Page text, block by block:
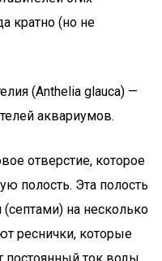
кратно (но не
(Anthelia glauca) —
аквариумов.
отверстие, которое
полость. Эта полость
на несколько
реснички, которые